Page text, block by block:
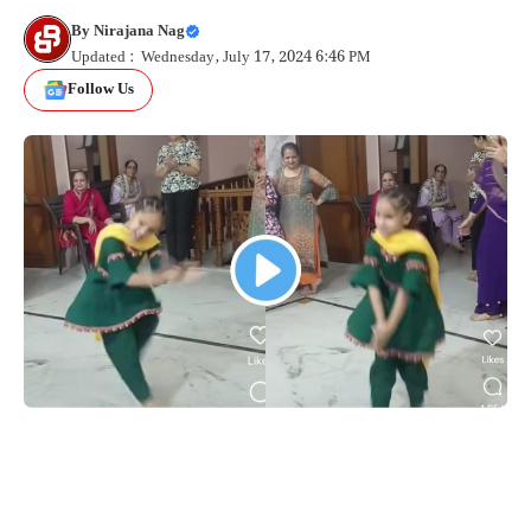
ByNirajana Nag
Updated : Wednesday, July 17, 2024 6:46 PM
Follow Us